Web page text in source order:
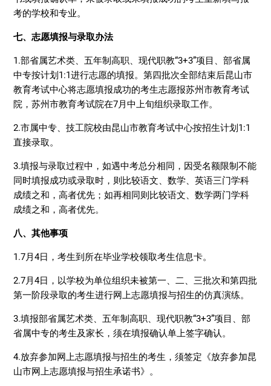
考的学校和专业。
七、志愿填报与录取办法
1.部省属艺术类、五年制高职、现代职教“3+3”项目、部省属
中专按计划1:1进行志愿的填报。第四批次全部结束后昆山市
教育考试中心将志愿填报成功的考生志愿报苏州市教育考试
院，苏州市教育考试院在7月中上旬组织录取工作。
2.市属中专、技工院校由昆山市教育考试中心按招生计划1:1
直接录取。
3.填报与录取过程中，如遇中考总分相同，因受名额限制不能
同时填报成功或录取时，则比较语文、数学、英语三门学科
成绩之和，高者优先；如再相同则比较语文、数学两门学科
成绩之和，高者优先。
八、其他事项
1.7月4日，考生到所在毕业学校领取考生信息卡。
2.7月4日，以学校为单位组织未被第一、二、三批次和第四批
第一阶段录取的考生进行网上志愿填报与招生的仿真演练。
3.填报部省属艺术类、五年制高职、现代职教“3+3”项目、部
省属中专的考生及家长，须在填报确认单上签字确认。
4.放弃参加网上志愿填报与招生的考生，须签定《放弃参加昆
山市网上志愿填报与招生承诺书》。